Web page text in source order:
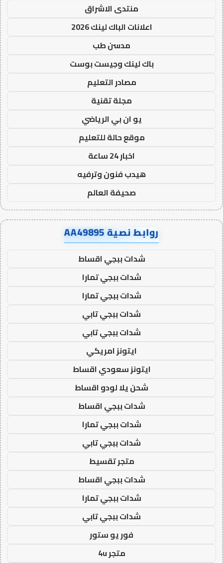
منتدى الاشراق
اعلانات الباك لينك 2026
مدسن طب
باك لينك وجيست بوست
مصادر التعليم
مجلة تقنية
يو ان بي الرياضي
موقع حالة للتعليم
اخبار 24 ساعة
هيدب فنون وترفيه
صحيفة العالم
روابط نصية AA49895
شدات ببجي اقساط
شدات ببجي تمارا
شدات ببجي تمارا
شدات ببجي تابي
شدات ببجي تابي
ايتونز امريكي
ايتونز سعودي اقساط
شحن يلا لودو اقساط
شدات ببجي اقساط
شدات ببجي تمارا
شدات ببجي تابي
متجر تقسيط
شدات ببجي اقساط
شدات ببجي تمارا
شدات ببجي تابي
فور يو ستور
متجر 4u